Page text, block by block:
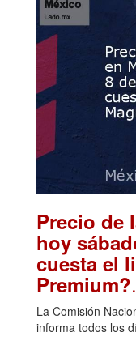
Precio de
hoy
cuesta el
Premium?
La Comisión
informa todos los